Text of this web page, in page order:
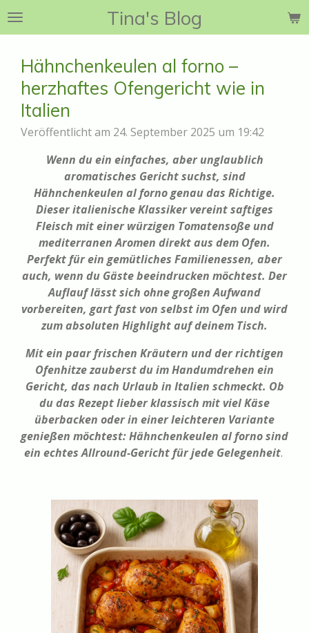
Zum
Tina's Blog
Hähnchenkeulen al forno –
herzhaftes Ofengericht wie in
Italien
Veröffentlicht am 24. September 2025 um 19:42
Wenn du ein einfaches, aber unglaublich
aromatisches Gericht suchst, sind
Hähnchenkeulen al forno genau das Richtige.
Dieser italienische Klassiker vereint saftiges
Fleisch mit einer würzigen Tomatensoße und
mediterranen Aromen direkt aus dem Ofen.
Perfekt für ein gemütliches Familienessen, aber
auch, wenn du Gäste beeindrucken möchtest. Der
Auflauf lässt sich ohne großen Aufwand
vorbereiten, gart fast von selbst im Ofen und wird
zum absoluten Highlight auf deinem Tisch.
Mit ein paar frischen Kräutern und der richtigen
Ofenhitze zauberst du im Handumdrehen ein
Gericht, das nach Urlaub in Italien schmeckt. Ob
du das Rezept lieber klassisch mit viel Käse
überbacken oder in einer leichteren Variante
genießen möchtest: Hähnchenkeulen al forno sind
ein echtes Allround-Gericht für jede Gelegenheit.